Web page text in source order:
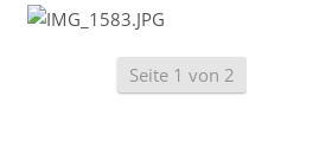
Seite 1 von 2